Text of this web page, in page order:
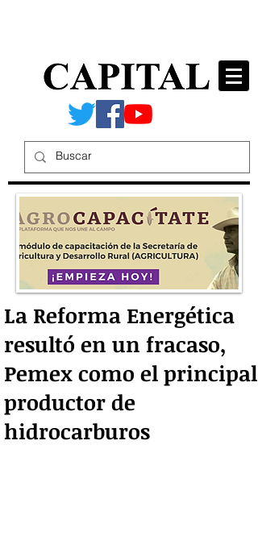
La Reforma Energética
resultó en un fracaso,
Pemex como el principal
productor de
hidrocarburos